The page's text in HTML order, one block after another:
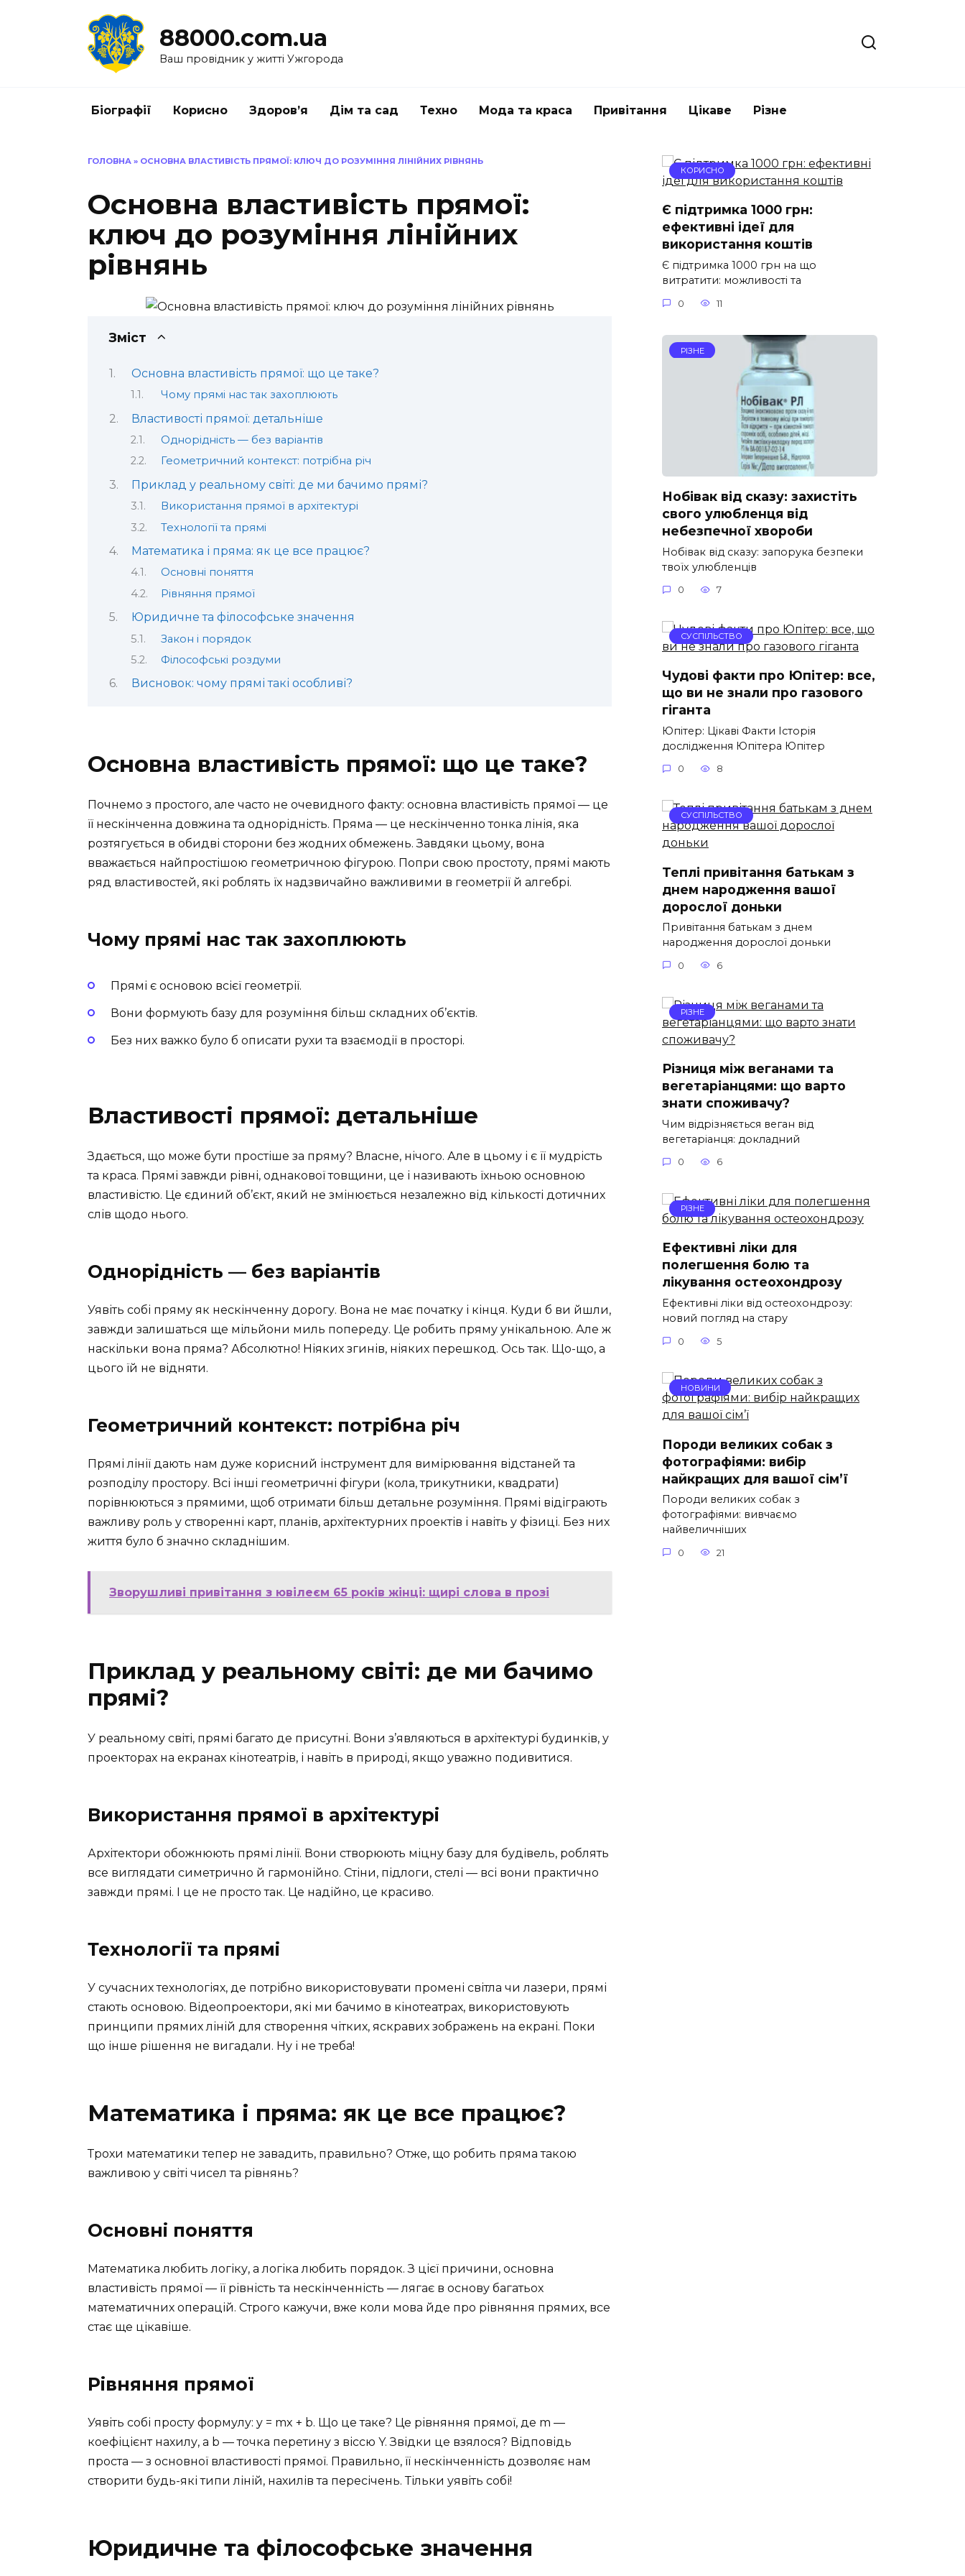
88000.com.ua
Ваш провідник у житті Ужгорода
Біографії Корисно Здоров’я Дім та сад Техно Мода та краса Привітання Цікаве Різне
ГОЛОВНА » ОСНОВНА ВЛАСТИВІСТЬ ПРЯМОЇ: КЛЮЧ ДО РОЗУМІННЯ ЛІНІЙНИХ РІВНЯНЬ
Основна властивість прямої:
ключ до розуміння лінійних
рівнянь
Зміст
Основна властивість прямої: що це таке?
Чому прямі нас так захоплюють
Властивості прямої: детальніше
Однорідність — без варіантів
Геометричний контекст: потрібна річ
Приклад у реальному світі: де ми бачимо прямі?
Використання прямої в архітектурі
Технології та прямі
Математика і пряма: як це все працює?
Основні поняття
Рівняння прямої
Юридичне та філософське значення
Закон і порядок
Філософські роздуми
Висновок: чому прямі такі особливі?
Основна властивість прямої: що це таке?
Почнемо з простого, але часто не очевидного факту: основна властивість прямої — це
її нескінченна довжина та однорідність. Пряма — це нескінченно тонка лінія, яка
розтягується в обидві сторони без жодних обмежень. Завдяки цьому, вона
вважається найпростішою геометричною фігурою. Попри свою простоту, прямі мають
ряд властивостей, які роблять їх надзвичайно важливими в геометрії й алгебрі.
Чому прямі нас так захоплюють
Прямі є основою всієї геометрії.
Вони формують базу для розуміння більш складних об’єктів.
Без них важко було б описати рухи та взаємодії в просторі.
Властивості прямої: детальніше
Здається, що може бути простіше за пряму? Власне, нічого. Але в цьому і є її мудрість
та краса. Прямі завжди рівні, однакової товщини, це і називають їхньою основною
властивістю. Це єдиний об’єкт, який не змінюється незалежно від кількості дотичних
слів щодо нього.
Однорідність — без варіантів
Уявіть собі пряму як нескінченну дорогу. Вона не має початку і кінця. Куди б ви йшли,
завжди залишаться ще мільйони миль попереду. Це робить пряму унікальною. Але ж
наскільки вона пряма? Абсолютно! Ніяких згинів, ніяких перешкод. Ось так. Що-що, а
цього їй не відняти.
Геометричний контекст: потрібна річ
Прямі лінії дають нам дуже корисний інструмент для вимірювання відстаней та
розподілу простору. Всі інші геометричні фігури (кола, трикутники, квадрати)
порівнюються з прямими, щоб отримати більш детальне розуміння. Прямі відіграють
важливу роль у створенні карт, планів, архітектурних проектів і навіть у фізиці. Без них
життя було б значно складнішим.
Зворушливі привітання з ювілеєм 65 років жінці: щирі слова в прозі
Приклад у реальному світі: де ми бачимо
прямі?
У реальному світі, прямі багато де присутні. Вони з’являються в архітектурі будинків, у
проекторах на екранах кінотеатрів, і навіть в природі, якщо уважно подивитися.
Використання прямої в архітектурі
Архітектори обожнюють прямі лінії. Вони створюють міцну базу для будівель, роблять
все виглядати симетрично й гармонійно. Стіни, підлоги, стелі — всі вони практично
завжди прямі. І це не просто так. Це надійно, це красиво.
Технології та прямі
У сучасних технологіях, де потрібно використовувати промені світла чи лазери, прямі
стають основою. Відеопроектори, які ми бачимо в кінотеатрах, використовують
принципи прямих ліній для створення чітких, яскравих зображень на екрані. Поки
що інше рішення не вигадали. Ну і не треба!
Математика і пряма: як це все працює?
Трохи математики тепер не завадить, правильно? Отже, що робить пряма такою
важливою у світі чисел та рівнянь?
Основні поняття
Математика любить логіку, а логіка любить порядок. З цієї причини, основна
властивість прямої — її рівність та нескінченність — лягає в основу багатьох
математичних операцій. Строго кажучи, вже коли мова йде про рівняння прямих, все
стає ще цікавіше.
Рівняння прямої
Уявіть собі просту формулу: y = mx + b. Що це таке? Це рівняння прямої, де m —
коефіцієнт нахилу, а b — точка перетину з віссю Y. Звідки це взялося? Відповідь
проста — з основної властивості прямої. Правильно, її нескінченність дозволяє нам
створити будь-які типи ліній, нахилів та пересічень. Тільки уявіть собі!
Юридичне та філософське значення
КОРИСНО
Є підтримка 1000 грн:
ефективні ідеї для
використання коштів
Є підтримка 1000 грн на що
витратити: можливості та
0 11
РІЗНЕ
Нобівак від сказу: захистіть
свого улюбленця від
небезпечної хвороби
Нобівак від сказу: запорука безпеки
твоїх улюбленців
0 7
СУСПІЛЬСТВО
Чудові факти про Юпітер: все,
що ви не знали про газового
гіганта
Юпітер: Цікаві Факти Історія
дослідження Юпітера Юпітер
0 8
СУСПІЛЬСТВО
Теплі привітання батькам з
днем народження вашої
дорослої доньки
Привітання батькам з днем
народження дорослої доньки
0 6
РІЗНЕ
Різниця між веганами та
вегетаріанцями: що варто
знати споживачу?
Чим відрізняється веган від
вегетаріанця: докладний
0 6
РІЗНЕ
Ефективні ліки для
полегшення болю та
лікування остеохондрозу
Ефективні ліки від остеохондрозу:
новий погляд на стару
0 5
НОВИНИ
Породи великих собак з
фотографіями: вибір
найкращих для вашої сім’ї
Породи великих собак з
фотографіями: вивчаємо
найвеличніших
0 21